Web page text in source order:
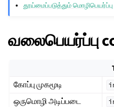
தூய்மைப்படுத்தும்
வலைபெயர்ப்பு
கோப்பு முகமூடி
ஒருமொழி அடிப்படை